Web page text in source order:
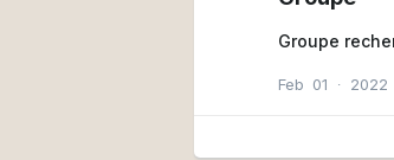
Feb 01 ∙ 2022